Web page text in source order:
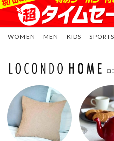
WOMEN MEN KIDS SPORTS